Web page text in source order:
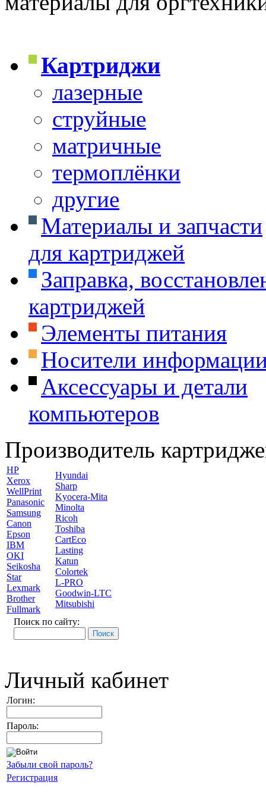
Картриджи
лазерные
струйные
матричные
термоплёнки
другие
Материалы и запчасти
для картриджей
Заправка,
картриджей
Элементы питания
Носители
Аксессуары и детали
компьютеров
Производитель
HP
Xerox
WellPrint
Panasonic
Samsung
Canon
Epson
IBM
OKI
Seikosha
Star
Lexmark
Brother
Fullmark
Hyundai
Sharp
Kyocera-Mita
Minolta
Ricoh
Toshiba
CartEco
Lasting
Katun
Colortek
L-PRO
Goodwin-LTC
Mitsubishi
Поиск по сайту:
Личный кабинет
Логин:
Пароль:
Забыли свой пароль?
Регистрация